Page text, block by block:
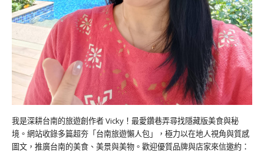
我是深耕台南的旅遊創作者 Vicky！最愛鑽巷弄尋找隱藏版美食與秘
境。網站收錄多篇超夯「台南旅遊懶人包」，極力以在地人視角與質感
圖文，推廣台南的美食、美景與美物。歡迎優質品牌與店家來信邀約：